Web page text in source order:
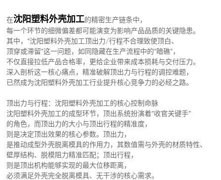
在沈阳塑料外壳加工的精密生产链条中，
每一个环节的细微偏差都可能演变为影响产品品质的关键隐患。
其中，“沈阳塑料外壳加工顶出力/行程不合理致使顶白、
顶穿或滞留”这一问题，如同隐藏在生产流程中的“暗礁”，
不仅直接拉低产品合格率，更给企业带来成本损耗与交付压力。
深入剖析这一核心痛点，精准破解顶出力与行程的调控难题，
已然成为沈阳塑料外壳加工行业提升核心竞争力的必经之路。
顶出力与行程：沈阳塑料外壳加工的核心控制命脉
沈阳塑料外壳加工的成型环节，顶出系统扮演着“收官关键手”
的角色，而顶出力的大小与顶出行程的精准度，
则是决定顶出效果的核心参数。顶出力，
是推动成型外壳脱离模具的作用力，其数值需与外壳的材质特性、
壁厚结构、脱模阻力精准匹配；顶出行程，
则是顶出机构能够实现的最大位移距离，
必须满足外壳完全脱离模具、无干涉的核心需求。